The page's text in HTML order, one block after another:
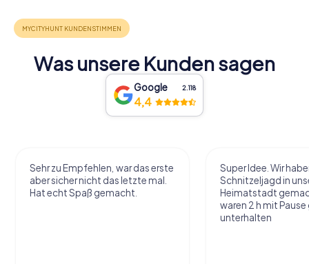
Was unsere Kunden sagen
Google 2.118
4,4
Sehr zu Empfehlen, war das erste
aber sicher nicht das letzte mal.
Hat echt Spaß gemacht.
Super Idee. Wir
Schnitzeljagd in
Heimatstadt
waren 2 h mit
unterhalten